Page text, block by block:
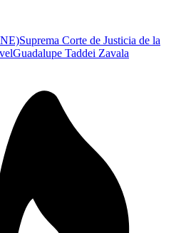
Suprema Corte de Justicia de la
Guadalupe Taddei Zavala